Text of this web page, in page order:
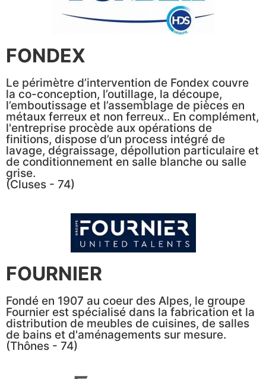
FONDEX
Le périmètre d’intervention de Fondex couvre
la co-conception, l’outillage, la découpe,
l’emboutissage et l’assemblage de pièces en
métaux ferreux et non ferreux.. En complément,
l'entreprise procède aux opérations de
finitions, dispose d’un process intégré de
lavage, dégraissage, dépollution particulaire et
de conditionnement en salle blanche ou salle
grise.
(Cluses - 74)
FOURNIER
Fondé en 1907 au coeur des Alpes, le groupe
Fournier est spécialisé dans la fabrication et la
distribution de meubles de cuisines, de salles
de bains et d'aménagements sur mesure.
(Thônes - 74)